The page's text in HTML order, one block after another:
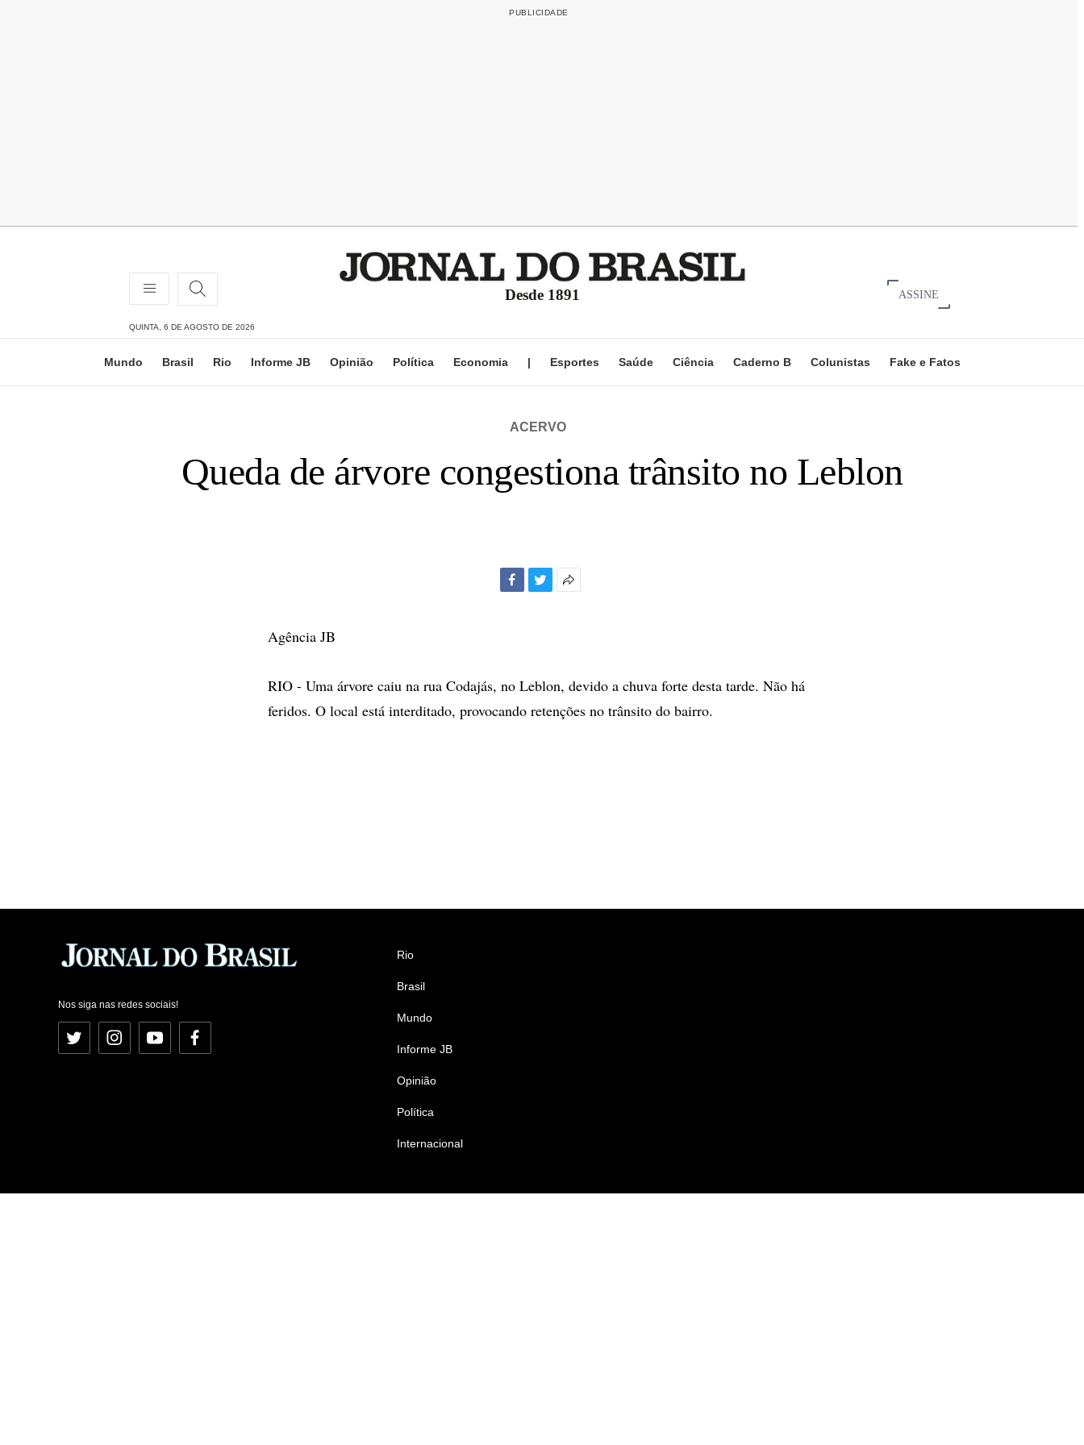
Desde 1891 ASSINE
QUINTA, 6 DE AGOSTO DE 2026
Mundo Brasil Rio Informe JB Opinião Política Economia | Esportes Saúde Ciência Caderno B Colunistas Fake e Fatos
ACERVO
Queda de árvore congestiona trânsito no Leblon
Agência JB
RIO - Uma árvore caiu na rua Codajás, no Leblon, devido a chuva forte desta tarde. Não há
feridos. O local está interditado, provocando retenções no trânsito do bairro.
Nos siga nas redes sociais!
Twitter InstagramYouTubeFacebook
Rio
Brasil
Mundo
Informe JB
Opinião
Política
Internacional